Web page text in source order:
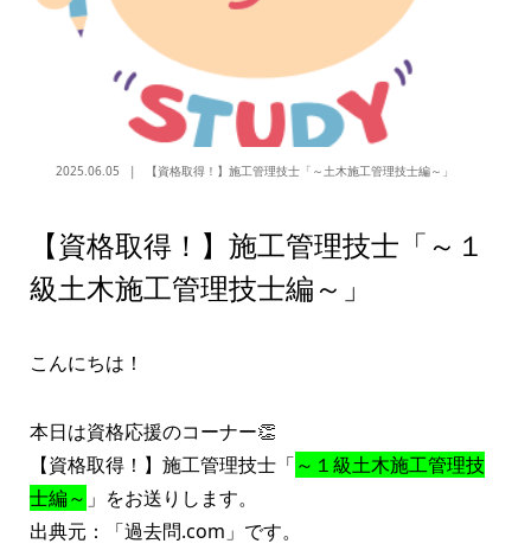
2025.06.05 【資格取得！】施工管理技士「～土木施工管理技士編～」
【資格取得！】施工管理技士「～１
級土木施工管理技士編～」
こんにちは！
本日は資格応援のコーナー👏
【資格取得！】施工管理技士「～１級土木施工管理技
士編～ 」をお送りします。
出典元：「過去問.com」です。